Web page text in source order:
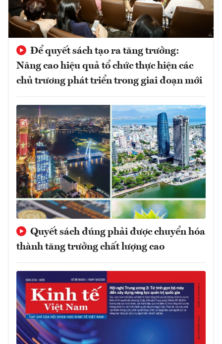
Để quyết sách tạo ra tăng trưởng:
Nâng cao hiệu quả tổ chức thực hiện các
chủ trương phát triển trong giai đoạn mới
Quyết sách đúng phải được chuyển hóa
thành tăng trưởng chất lượng cao